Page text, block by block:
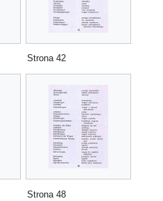
Strona 42
Strona 48